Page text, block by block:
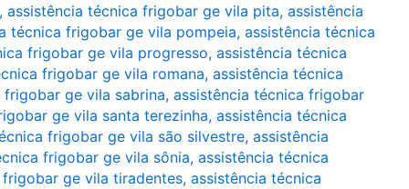
, assistência técnica frigobar ge vila pita, assistência
técnica frigobar ge vila pompeia, assistência técnica
frigobar ge vila progresso, assistência técnica
frigobar ge vila romana, assistência técnica
ge vila sabrina, assistência técnica frigobar
ge vila santa terezinha, assistência técnica
frigobar ge vila são silvestre, assistência
frigobar ge vila sônia, assistência técnica
ge vila tiradentes, assistência técnica